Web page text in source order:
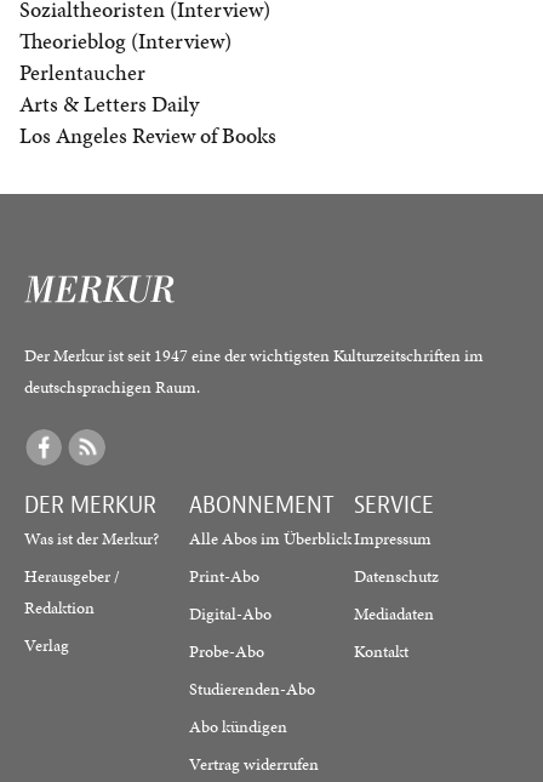
Sozialtheoristen (Interview)
Theorieblog (Interview)
Perlentaucher
Arts & Letters Daily
Los Angeles Review of Books
Der Merkur ist seit 1947 eine der wichtigsten Kulturzeitschriften im
deutschsprachigen Raum.
DER MERKUR
Was ist der Merkur?
Herausgeber /
Redaktion
Verlag
ABONNEMENT
Alle Abos im Überblick
Print-Abo
Digital-Abo
Probe-Abo
Studierenden-Abo
Abo kündigen
Vertrag widerrufen
SERVICE
Impressum
Datenschutz
Mediadaten
Kontakt